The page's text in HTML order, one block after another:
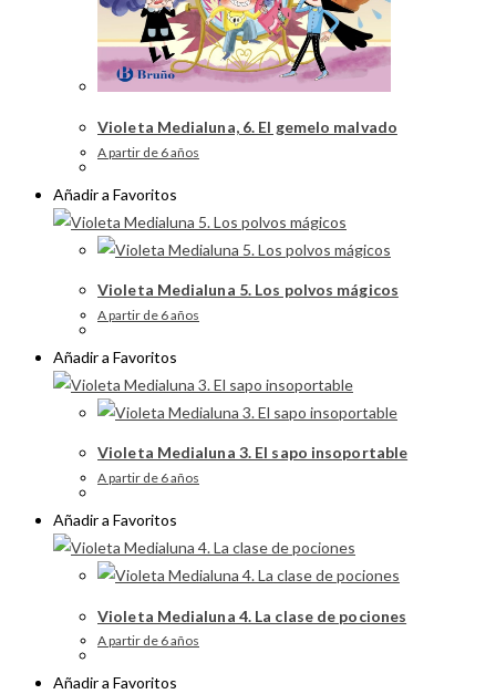
Violeta Medialuna, 6. El gemelo malvado
A partir de 6 años
Añadir a Favoritos
Violeta Medialuna 5. Los polvos mágicos
A partir de 6 años
Añadir a Favoritos
Violeta Medialuna 3. El sapo insoportable
A partir de 6 años
Añadir a Favoritos
Violeta Medialuna 4. La clase de pociones
A partir de 6 años
Añadir a Favoritos